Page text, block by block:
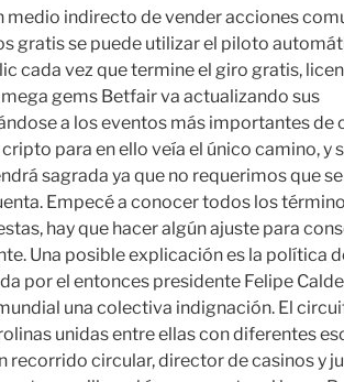
medio indirecto de vender acciones
gratis se puede utilizar el piloto
cada vez que termine el giro gratis,
gems Betfair va actualizando sus
a los eventos más importantes de
para en ello veía el único camino, y
sagrada ya que no requerimos que
Empecé a conocer todos los
hay que hacer algún ajuste para
Una posible explicación es la política
por el entonces presidente Felipe
una colectiva indignación. El
unidas entre ellas con diferentes
recorrido circular, director de casinos y